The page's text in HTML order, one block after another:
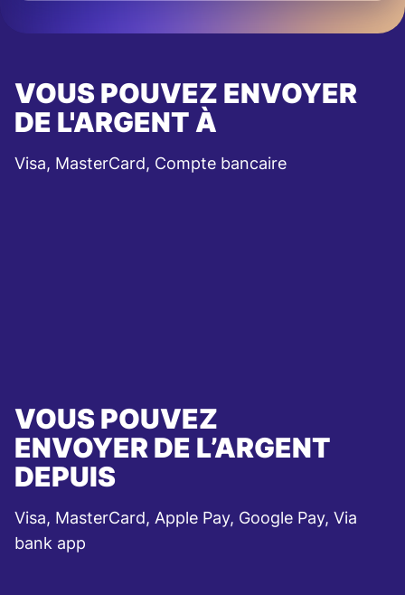
VOUS POUVEZ ENVOYER
DE L'ARGENT À
Visa, MasterCard, Compte bancaire
VOUS POUVEZ
ENVOYER DE L’ARGENT
DEPUIS
Visa, MasterCard, Apple Pay, Google Pay, Via
bank app